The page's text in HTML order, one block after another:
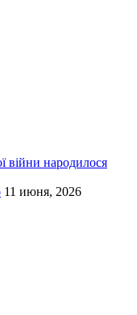
війни народилося
11 июня, 2026